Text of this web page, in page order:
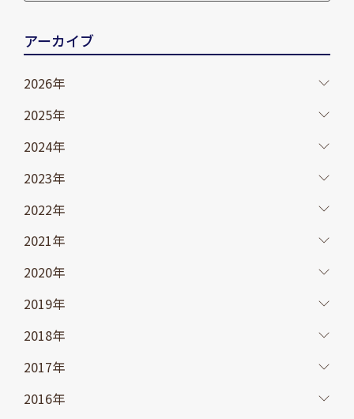
アーカイブ
2026年
2025年
2024年
2023年
2022年
2021年
2020年
2019年
2018年
2017年
2016年